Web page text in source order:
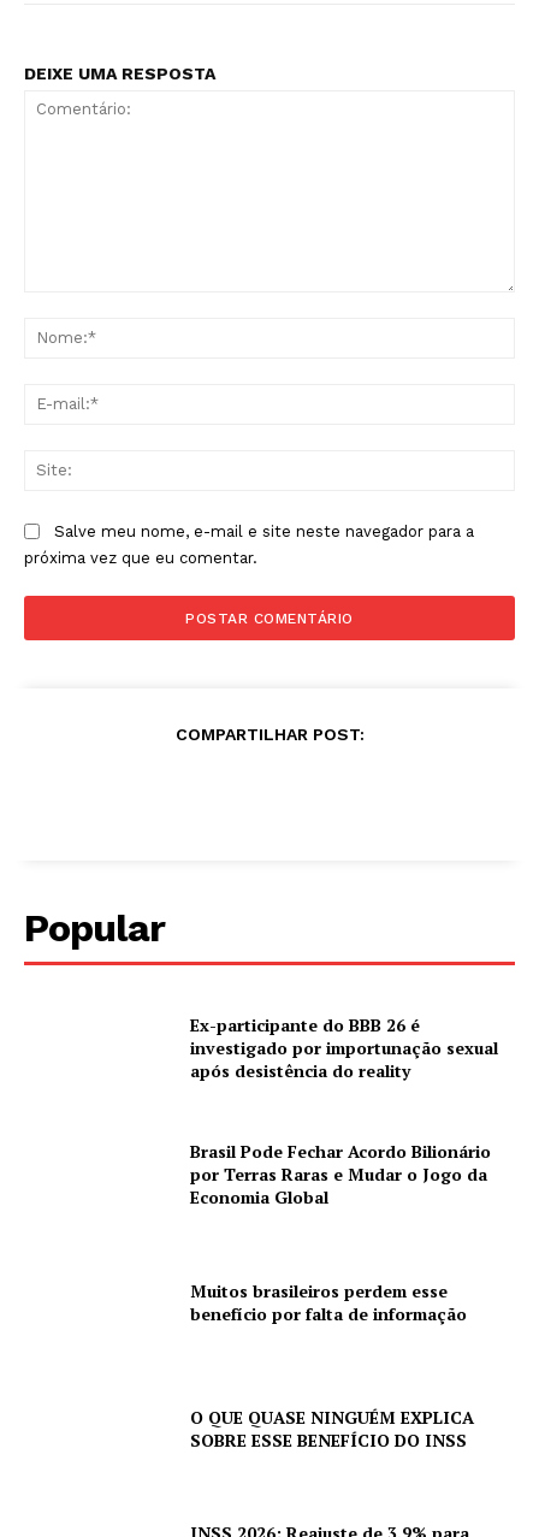
DEIXE UMA RESPOSTA
Salve meu nome, e-mail e site neste navegador para a
próxima vez que eu comentar.
COMPARTILHAR POST:
Popular
Ex-participante do BBB 26 é
investigado por importunação sexual
após desistência do reality
Brasil Pode Fechar Acordo Bilionário
por Terras Raras e Mudar o Jogo da
Economia Global
Muitos brasileiros perdem esse
benefício por falta de informação
O QUE QUASE NINGUÉM EXPLICA
SOBRE ESSE BENEFÍCIO DO INSS